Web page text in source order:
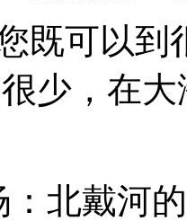
可以到
少，在
北戴河